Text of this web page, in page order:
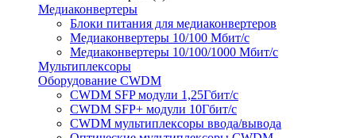
Медиаконвертеры
Блоки питания для медиаконвертеров
Медиаконвертеры 10/100 Мбит/с
Медиаконвертеры 10/100/1000 Мбит/c
Мультиплексоры
Оборудование CWDM
CWDM SFP модули 1,25Гбит/с
CWDM SFP+ модули 10Гбит/с
CWDM мультиплексоры ввода/вывода